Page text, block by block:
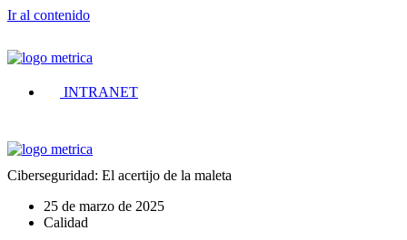
Ir al contenido
INTRANET
Ciberseguridad: El acertijo de la maleta
25 de marzo de 2025
Calidad